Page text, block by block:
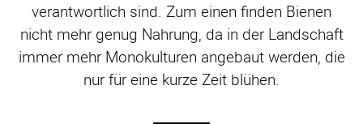
verantwortlich sind. Zum einen finden Bienen
nicht mehr genug Nahrung, da in der Landschaft
immer mehr Monokulturen angebaut werden, die
nur für eine kurze Zeit blühen.